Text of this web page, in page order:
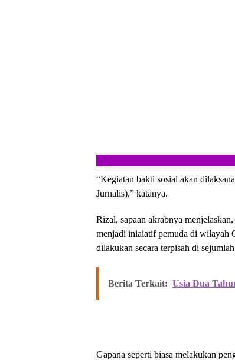
“Kegiatan bakti sosial akan
Jurnalis),” katanya.
Rizal, sapaan akrabnya
menjadi iniaiatif pemuda di wilayah
dilakukan secara terpisah di
Berita Terkait: Usia Dua
Gapana seperti biasa melakukan